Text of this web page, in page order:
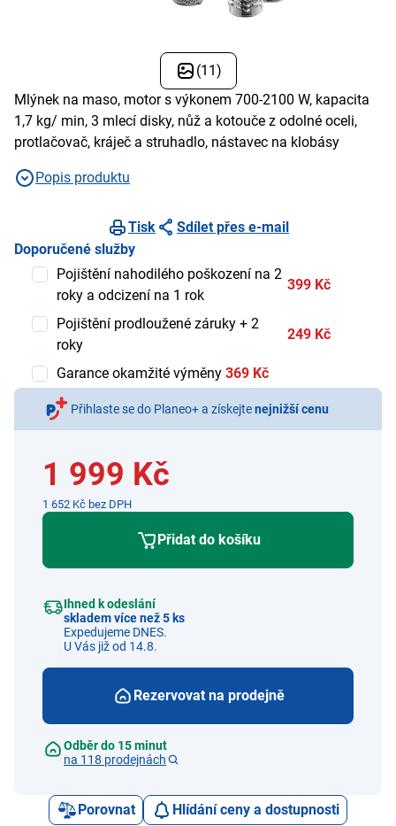
(11)
Mlýnek na maso, motor s výkonem 700-2100 W, kapacita
1,7 kg/ min, 3 mlecí disky, nůž a kotouče z odolné oceli,
protlačovač, kráječ a struhadlo, nástavec na klobásy
Popis produktu
Tisk
Sdílet přes e-mail
Doporučené služby
Pojištění nahodilého poškození na 2
roky a odcizení na 1 rok
399 Kč
Pojištění prodloužené záruky + 2
roky
249 Kč
Garance okamžité výměny 369 Kč
Přihlaste se do Planeo+ a získejtenejnižší cenu
1 999 Kč
1 652 Kč bez DPH
Přidat do košíku
Ihned k odeslání
skladem více než 5 ks
Expedujeme DNES.
U Vás již od 14.8.
Rezervovat na prodejně
Odběr do 15 minut
na 118 prodejnách
Porovnat
Hlídání ceny a dostupnosti